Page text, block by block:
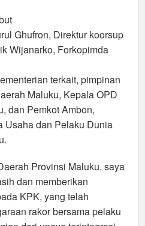
Ghufron, Direktur koorsup
Wijanarko, Forkopimda
terkait, pimpinan
Maluku, Kepala OPD
dan Pemkot Ambon,
Usaha dan Pelaku Dunia
Provinsi Maluku, saya
dan memberikan
KPK, yang telah
rakor bersama pelaku